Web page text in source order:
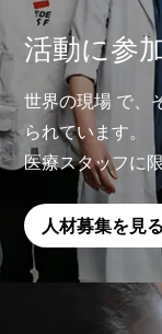
活動に参
世界の現場 で、
られています。
医療スタッフに
人材募集を見る